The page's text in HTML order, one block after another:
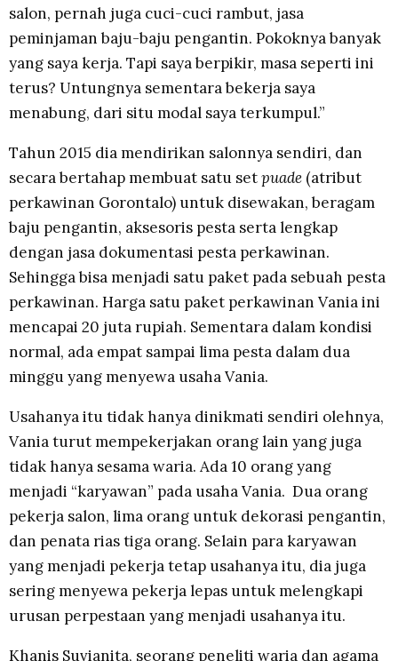
salon, pernah juga cuci-cuci rambut, jasa
peminjaman baju-baju pengantin. Pokoknya banyak
yang saya kerja. Tapi saya berpikir, masa seperti ini
terus? Untungnya sementara bekerja saya
menabung, dari situ modal saya terkumpul.”
Tahun 2015 dia mendirikan salonnya sendiri, dan
secara bertahap membuat satu setpuade (atribut
perkawinan Gorontalo) untuk disewakan, beragam
baju pengantin, aksesoris pesta serta lengkap
dengan jasa dokumentasi pesta perkawinan.
Sehingga bisa menjadi satu paket pada sebuah pesta
perkawinan. Harga satu paket perkawinan Vania ini
mencapai 20 juta rupiah. Sementara dalam kondisi
normal, ada empat sampai lima pesta dalam dua
minggu yang menyewa usaha Vania.
Usahanya itu tidak hanya dinikmati sendiri olehnya,
Vania turut mempekerjakan orang lain yang juga
tidak hanya sesama waria. Ada 10 orang yang
menjadi “karyawan” pada usaha Vania. Dua orang
pekerja salon, lima orang untuk dekorasi pengantin,
dan penata rias tiga orang. Selain para karyawan
yang menjadi pekerja tetap usahanya itu, dia juga
sering menyewa pekerja lepas untuk melengkapi
urusan perpestaan yang menjadi usahanya itu.
Khanis Suvianita, seorang peneliti waria dan agama